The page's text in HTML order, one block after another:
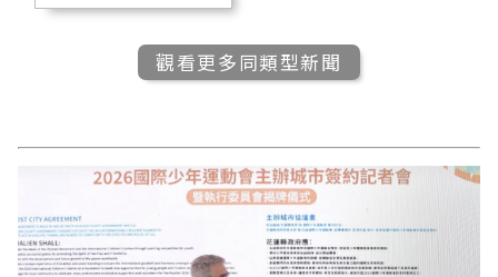
觀看更多同類型新聞